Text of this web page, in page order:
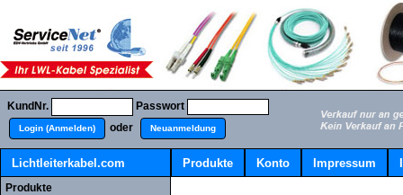
KundNr. Passwort
Login (Anmelden) oder Neuanmeldung
Lichtleiterkabel.com Produkte Konto Impressum
Produkte